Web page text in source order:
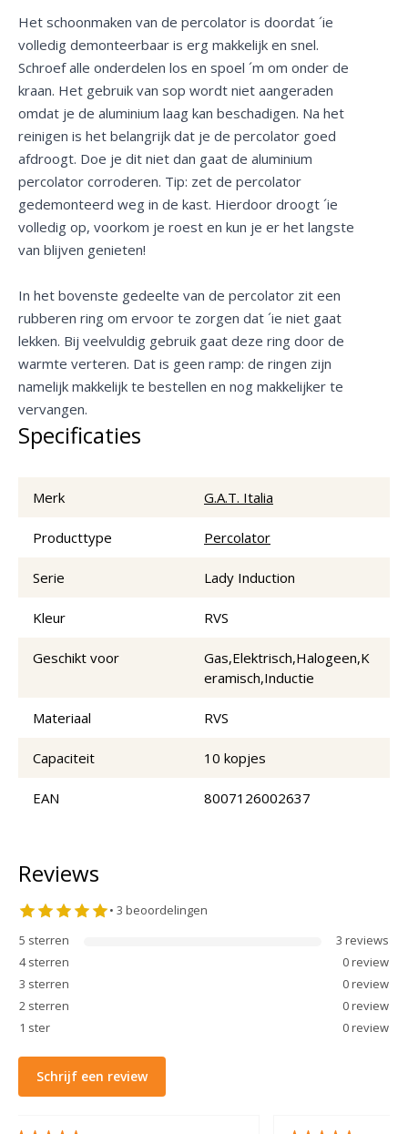
Het schoonmaken van de percolator is doordat ´ie
volledig demonteerbaar is erg makkelijk en snel.
Schroef alle onderdelen los en spoel ´m om onder de
kraan. Het gebruik van sop wordt niet aangeraden
omdat je de aluminium laag kan beschadigen. Na het
reinigen is het belangrijk dat je de percolator goed
afdroogt. Doe je dit niet dan gaat de aluminium
percolator corroderen. Tip: zet de percolator
gedemonteerd weg in de kast. Hierdoor droogt ´ie
volledig op, voorkom je roest en kun je er het langste
van blijven genieten!
In het bovenste gedeelte van de percolator zit een
rubberen ring om ervoor te zorgen dat ´ie niet gaat
lekken. Bij veelvuldig gebruik gaat deze ring door de
warmte verteren. Dat is geen ramp: de ringen zijn
namelijk makkelijk te bestellen en nog makkelijker te
vervangen.
Specificaties
Merk G.A.T. Italia
Producttype Percolator
Serie Lady Induction
Kleur RVS
Geschikt voor
Gas,Elektrisch,Halogeen,K
eramisch,Inductie
Materiaal RVS
Capaciteit 10 kopjes
EAN 8007126002637
Reviews
• 3 beoordelingen
5 sterren 3 reviews
4 sterren 0review
3 sterren 0review
2 sterren 0review
1 ster 0review
Schrijf een review